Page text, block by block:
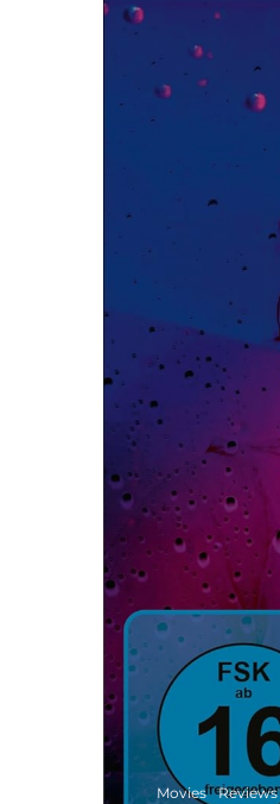
Movies Reviews